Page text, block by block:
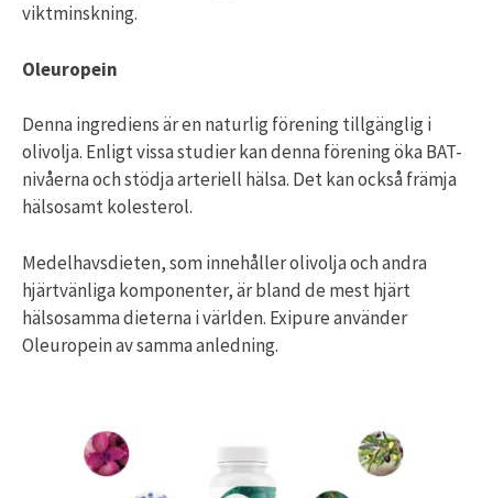
viktminskning.
Oleuropein
Denna ingrediens är en naturlig förening tillgänglig i
olivolja. Enligt vissa studier kan denna förening öka BAT-
nivåerna och stödja arteriell hälsa. Det kan också främja
hälsosamt kolesterol.
Medelhavsdieten, som innehåller olivolja och andra
hjärtvänliga komponenter, är bland de mest hjärt
hälsosamma dieterna i världen. Exipure använder
Oleuropein av samma anledning.